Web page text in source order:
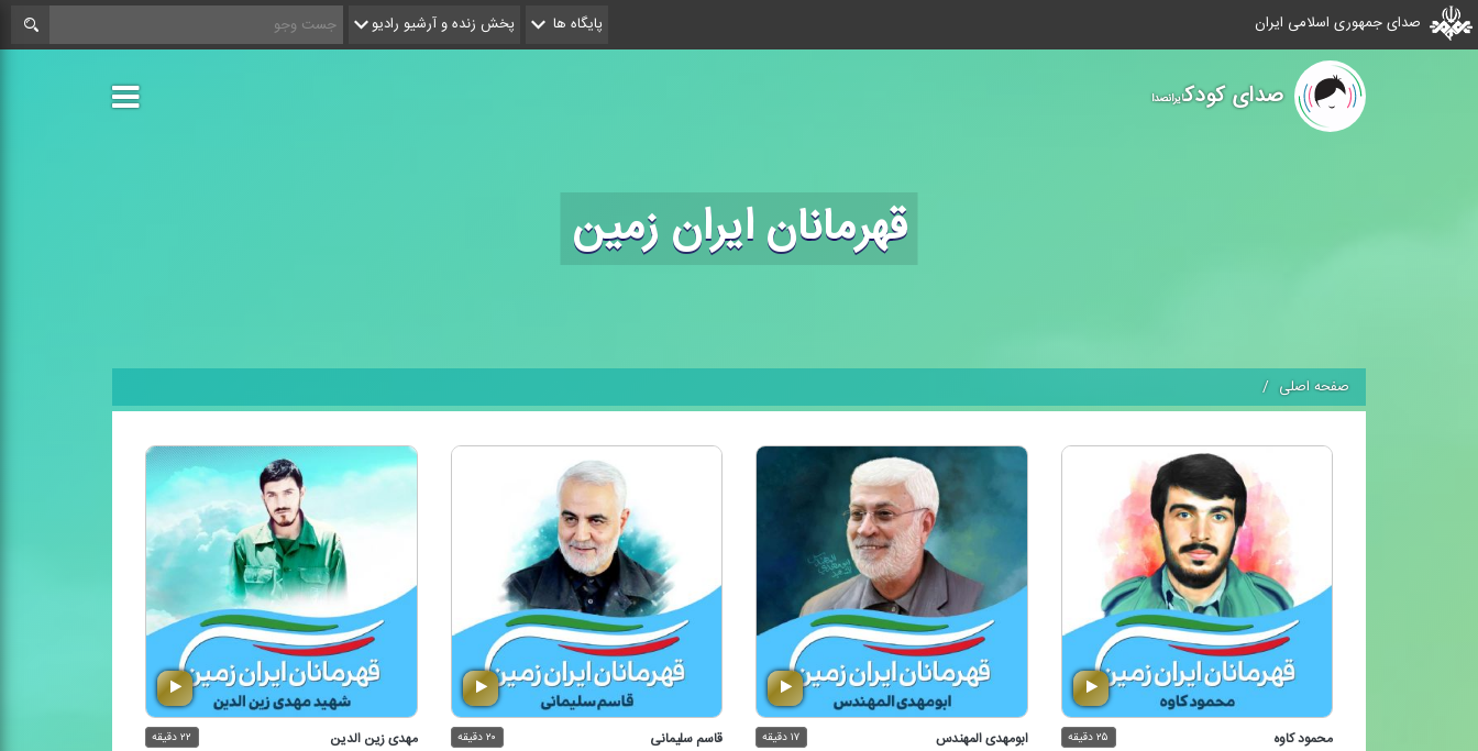
صدای جمهوری اسلامی ایران پایگاه ها پخش زنده و آرشیو رادیو
صدای کودکایرانصدا
قهرمانان ایران زمین
صفحه اصلی
محمود كاوه ۲۵ دقیقه ابومهدی المهندس ۱۷ دقیقه قاسم سلیمانی ۲۰ دقیقه مهدی زین الدین ۲۲ دقیقه